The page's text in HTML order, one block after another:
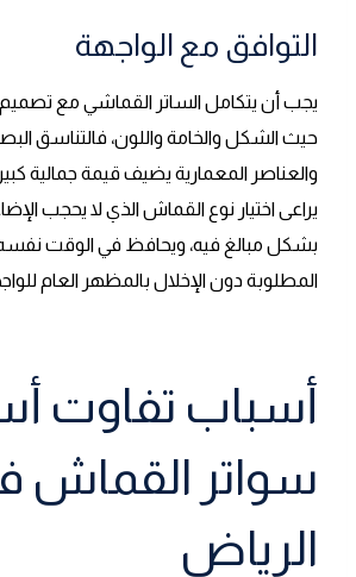
التوافق مع الواجهة
يجب أن يتكامل الساتر القماشي مع
حيث الشكل والخامة واللون، فالتناسق
والعناصر المعمارية يضيف قيمة جمالية
يراعى اختيار نوع القماش الذي لا يحجب
بشكل مبالغ فيه، ويحافظ في الوقت
المطلوبة دون الإخلال بالمظهر العام
أسباب تفاوت
سواتر القماش
الرياض